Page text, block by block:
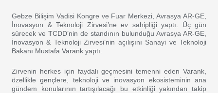
Gebze Bilişim Vadisi Kongre ve Fuar Merkezi, Avrasya AR-GE,
İnovasyon & Teknoloji Zirvesi’ne ev sahipliği yaptı. Üç gün
sürecek ve TCDD’nin de standının bulunduğu Avrasya AR-GE,
İnovasyon & Teknoloji Zirvesi’nin açılışını Sanayi ve Teknoloji
Bakanı Mustafa Varank yaptı.
Zirvenin herkes için faydalı geçmesini temenni eden Varank,
özellikle gençlere, teknoloji ve inovasyon ekosisteminin ana
gündem konularının tartışılacağı bu etkinliği yakından takip